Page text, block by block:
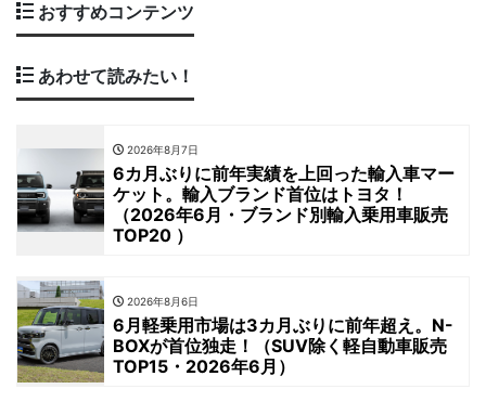
おすすめコンテンツ
あわせて読みたい！
2026年8月7日
6カ月ぶりに前年実績を上回った輸入車マー
ケット。輸入ブランド首位はトヨタ！
（2026年6月・ブランド別輸入乗用車販売
TOP20 ）
2026年8月6日
6月軽乗用市場は3カ月ぶりに前年超え。N-
BOXが首位独走！（SUV除く軽自動車販売
TOP15・2026年6月）